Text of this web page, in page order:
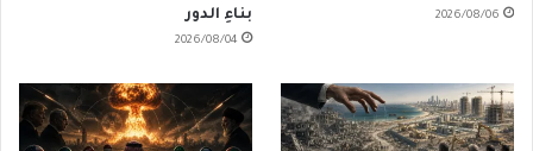
2026/08/06
بناءِ الدور
2026/08/04